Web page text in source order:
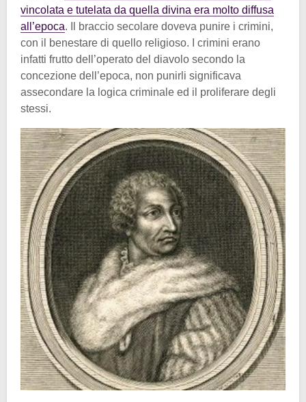
vincolata e tutelata da quella divina era molto diffusa
all’epoca. Il braccio secolare doveva punire i crimini,
con il benestare di quello religioso. I crimini erano
infatti frutto dell’operato del diavolo secondo la
concezione dell’epoca, non punirli significava
assecondare la logica criminale ed il proliferare degli
stessi.